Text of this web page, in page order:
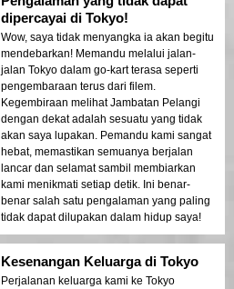
dipercayai di Tokyo!
Wow, saya tidak menyangka ia akan begitu
mendebarkan! Memandu melalui jalan-
jalan Tokyo dalam go-kart terasa seperti
pengembaraan terus dari filem.
Kegembiraan melihat Jambatan Pelangi
dengan dekat adalah sesuatu yang tidak
akan saya lupakan. Pemandu kami sangat
hebat, memastikan semuanya berjalan
lancar dan selamat sambil membiarkan
kami menikmati setiap detik. Ini benar-
benar salah satu pengalaman yang paling
tidak dapat dilupakan dalam hidup saya!
Kesenangan Keluarga di Tokyo
Perjalanan keluarga kami ke Tokyo